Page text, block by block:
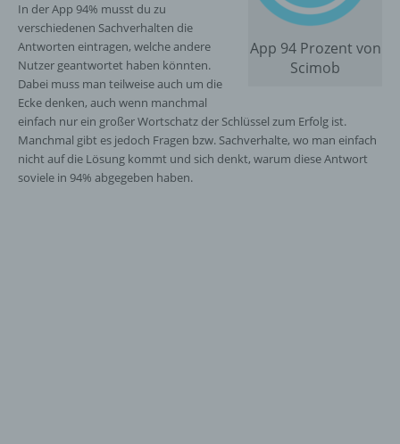
App 94 Prozent von
Scimob
In der App 94% musst du zu
verschiedenen Sachverhalten die
Antworten eintragen, welche andere
Nutzer geantwortet haben könnten.
Dabei muss man teilweise auch um die
Ecke denken, auch wenn manchmal
einfach nur ein großer Wortschatz der Schlüssel zum Erfolg ist.
Manchmal gibt es jedoch Fragen bzw. Sachverhalte, wo man einfach
nicht auf die Lösung kommt und sich denkt, warum diese Antwort
soviele in 94% abgegeben haben.